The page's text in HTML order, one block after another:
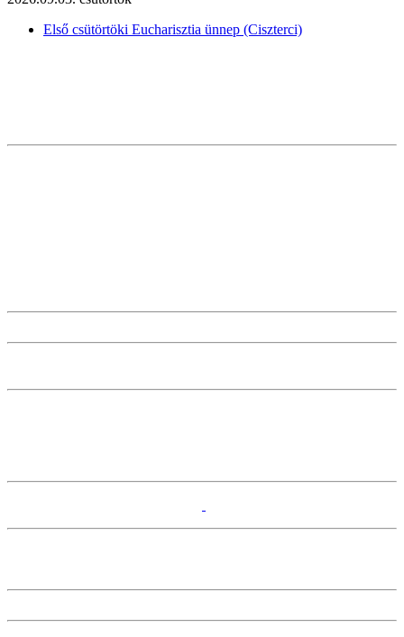
Első csütörtöki Eucharisztia ünnep (Ciszterci)